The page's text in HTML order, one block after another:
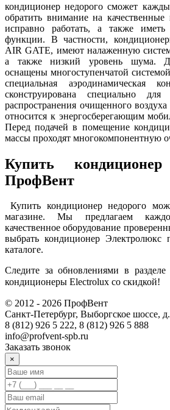
кондиционер недорого сможет
обратить внимание на качественные
исправно работать, а также иметь
функции. В частности,
AIR GATE, имеют налаженную
а также низкий уровень шума.
оснащены многоступенчатой
специальная аэродинамическая
сконструирована специально для
распространения очищенного
относится к энергосберегающим
Перед подачей в помещение
массы проходят многокомпонентную
Купить
ПрофВент
Купить кондиционер недорого
магазине. Мы предлагаем
качественное оборудование
выбрать кондиционер
каталоге.
Следите за обновлениями в
кондиционеры Electrolux со скидкой!
© 2012 - 2026 ПрофВент
Санкт-Петербург, Выборгское шоссе,
8 (812) 926 5 222, 8 (812) 926 5 888
info@profvent-spb.ru
Заказать звонок
×